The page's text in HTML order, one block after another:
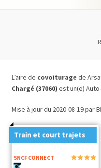
L’aire de covoiturage de
Chargé (37060) est un(e)
Mise à jour du 2020-08-19 par
Train et court trajets
SNCF CONNECT